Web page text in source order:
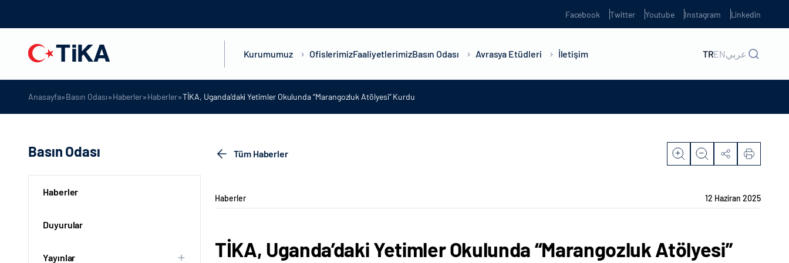
Facebook Twitter Youtube Instagram Linkedin
Kurumumuz OfislerimizFaaliyetlerimizBasın Odası Avrasya Etüdleri İletişim TRENعربي
Anasayfa»Basın Odası»Haberler»Haberler»TİKA, Uganda’daki Yetimler Okulunda “Marangozluk Atölyesi” Kurdu
Basın Odası
Haberler
Duyurular
Yayınlar
Tüm Haberler
Haberler 12 Haziran 2025
TİKA, Uganda’daki Yetimler Okulunda “Marangozluk Atölyesi”